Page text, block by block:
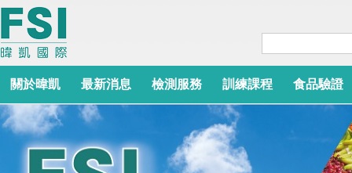
關於暐凱 最新消息 檢測服務 訓練課程 食品驗證